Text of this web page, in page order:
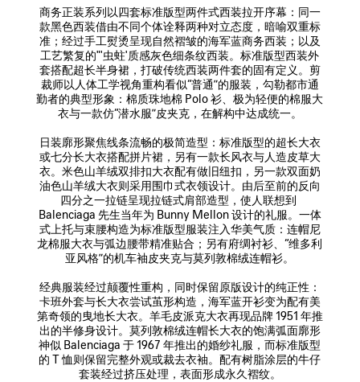
商务正装系列以四套标准版型两件式西装拉开序幕：同一
款黑色西装借由不同个体诠释两种对立态度，暗喻双重标
准；经过手工熨烫呈现自然褶皱的海军蓝商务西装；以及
工艺繁复的"'虫蛀'质感灰色细条纹西装。标准版型西装外
套搭配超长半身裙，打破传统西装两件套的固有定义。剪
裁师以人体工学视角重构看似“普通”的服装，勾勒都市通
勤者的典型形象：棉质珠地棉 Polo 衫、极为轻便的棉服大
衣与一款仿“潜水服”皮夹克，在解构中达成统一。
日装廓形聚焦线条流畅的极简造型：标准版型的超长大衣
或七分长大衣搭配拼片裙，另有一款长风衣与人造皮草大
衣。米色山羊绒双排扣大衣配有做旧纽扣，另一款双面奶
油色山羊绒大衣则采用围巾式衣领设计。由后至前的反向
四分之一拉链呈现拉链式肩部造型，使人联想到
Balenciaga 先生当年为 Bunny Mellon 设计的礼服。一体
式上托与束腰构造为标准版型服装注入华美气质：连帽尼
龙棉服大衣与弧边腰带精准贴合；另有府绸衬衫、“维多利
亚风格”的机车袖皮夹克与莫列敦棉绒连帽衫。
经典服装经过颠覆性重构，同时保留原版设计的纯正性：
卡班外套与长大衣尝试茧形构造，海军蓝开衫变为配有美
第奇领的曳地长大衣。羊毛皮派克大衣再现品牌 1951 年推
出的半修身设计。莫列敦棉绒连帽长大衣的饱满弧面廓形
神似 Balenciaga 于 1967 年推出的婚纱礼服，而标准版型
的 T 恤则保留完整外观或裁去衣袖。配有树脂涂层的牛仔
套装经过挤压处理，表面形成永久褶纹。